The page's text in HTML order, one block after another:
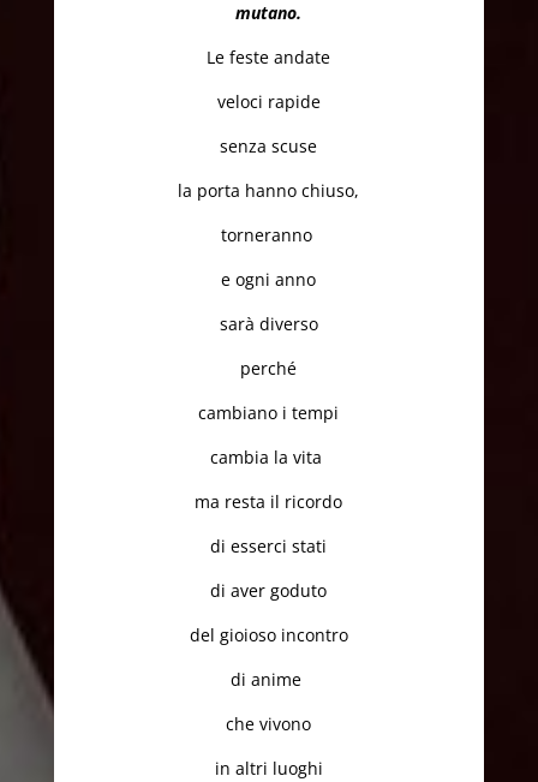
mutano.
Le feste andate
veloci rapide
senza scuse
la porta hanno chiuso,
torneranno
e ogni anno
sarà diverso
perché
cambiano i tempi
cambia la vita
ma resta il ricordo
di esserci stati
di aver goduto
del gioioso incontro
di anime
che vivono
in altri luoghi